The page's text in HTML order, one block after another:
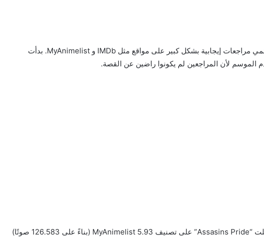
عند إصداره لأول مرة، تلقى الأنمي مراجعات إيجابية بشكل كبير على مواقع مثل IMDb و MyAnimelist. بدأت
الموسم لأن المراجعين لم يكونوا راضين عن القصة.
في وقت كتابة هذا التقرير، حصلت “Assasins Pride” على تصنيف MyAnimelist 5.93 (بناءً على 126.583 صوتًا)